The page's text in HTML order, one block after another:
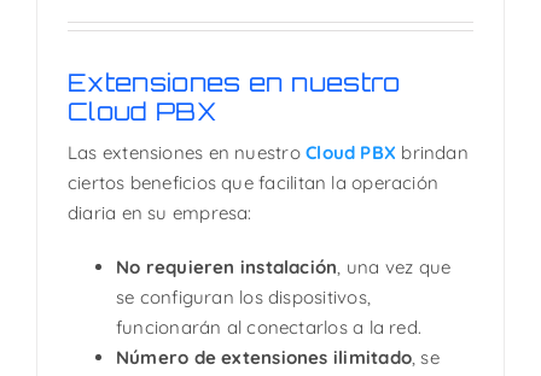
Extensiones en nuestro
Cloud PBX
Las extensiones en nuestroCloud PBX brindan
ciertos beneficios que facilitan la operación
diaria en su empresa:
No requieren instalación, una vez que
se configuran los dispositivos,
funcionarán al conectarlos a la red.
Número de extensiones ilimitado, se